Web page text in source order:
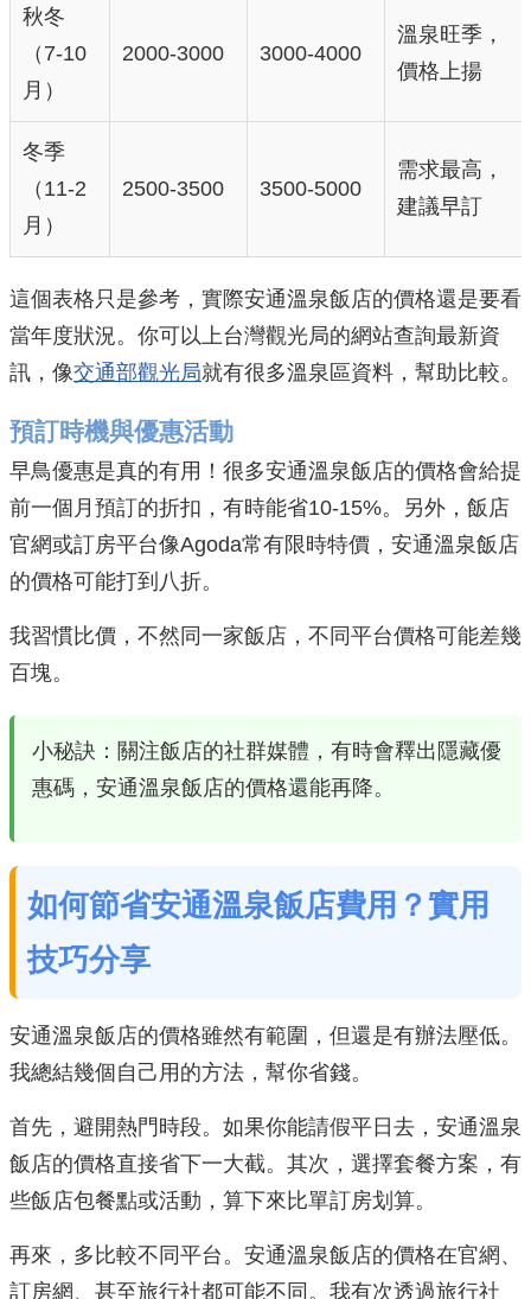
秋冬
（7-10
月）
2000-3000 3000-4000
溫泉旺季，
價格上揚
冬季
（11-2
月）
2500-3500 3500-5000
需求最高，
建議早訂
這個表格只是參考，實際安通溫泉飯店的價格還是要看
當年度狀況。你可以上台灣觀光局的網站查詢最新資
訊，像交通部觀光局就有很多溫泉區資料，幫助比較。
預訂時機與優惠活動
早鳥優惠是真的有用！很多安通溫泉飯店的價格會給提
前一個月預訂的折扣，有時能省10-15%。另外，飯店
官網或訂房平台像Agoda常有限時特價，安通溫泉飯店
的價格可能打到八折。
我習慣比價，不然同一家飯店，不同平台價格可能差幾
百塊。
小秘訣：關注飯店的社群媒體，有時會釋出隱藏優
惠碼，安通溫泉飯店的價格還能再降。
如何節省安通溫泉飯店費用？實用
技巧分享
安通溫泉飯店的價格雖然有範圍，但還是有辦法壓低。
我總結幾個自己用的方法，幫你省錢。
首先，避開熱門時段。如果你能請假平日去，安通溫泉
飯店的價格直接省下一大截。其次，選擇套餐方案，有
些飯店包餐點或活動，算下來比單訂房划算。
再來，多比較不同平台。安通溫泉飯店的價格在官網、
訂房網、甚至旅行社都可能不同。我有次透過旅行社